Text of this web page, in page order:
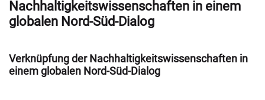
Nachhaltigkeitswissenschaften in einem
globalen Nord-Süd-Dialog
Verknüpfung der Nachhaltigkeitswissenschaften in
einem globalen Nord-Süd-Dialog